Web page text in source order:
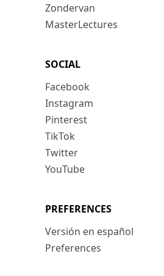
Zondervan
MasterLectures
SOCIAL
Facebook
Instagram
Pinterest
TikTok
Twitter
YouTube
PREFERENCES
Versión en español
Preferences